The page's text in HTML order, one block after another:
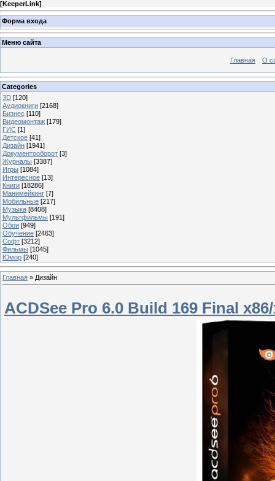
[KeeperLink]
Форма входа
Меню сайта
Главная О
Categories
3D [120]
Аудиокниги [2168]
Бизнес [110]
Видеомонтаж [179]
ГИС [1]
Детское [41]
Дизайн [1941]
Документооборот [3]
Журналы [3387]
Игры [1084]
Интересное [13]
Книги [18286]
Манимейкинг [7]
Мобильные [217]
Музыка [8408]
Мультфильмы [191]
Обои [949]
Обучение [2463]
Софт [3212]
Фильмы [1045]
Юмор [240]
Главная » Дизайн
ACDSee Pro 6.0 Build 169 Final